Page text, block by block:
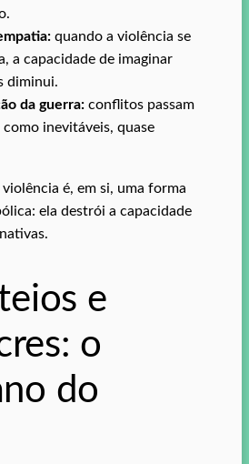
quando a violência se
a capacidade de imaginar
diminui.
da guerra: conflitos passam
como inevitáveis, quase
é, em si, uma forma
ela destrói a capacidade
e
o
do